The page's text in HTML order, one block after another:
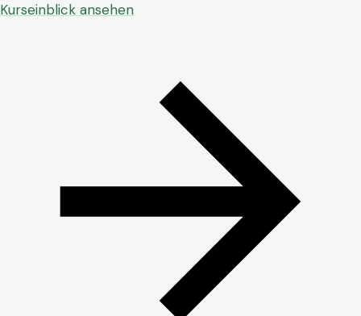
Kurseinblick ansehen